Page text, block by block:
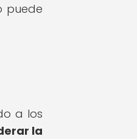
puede
a los
la